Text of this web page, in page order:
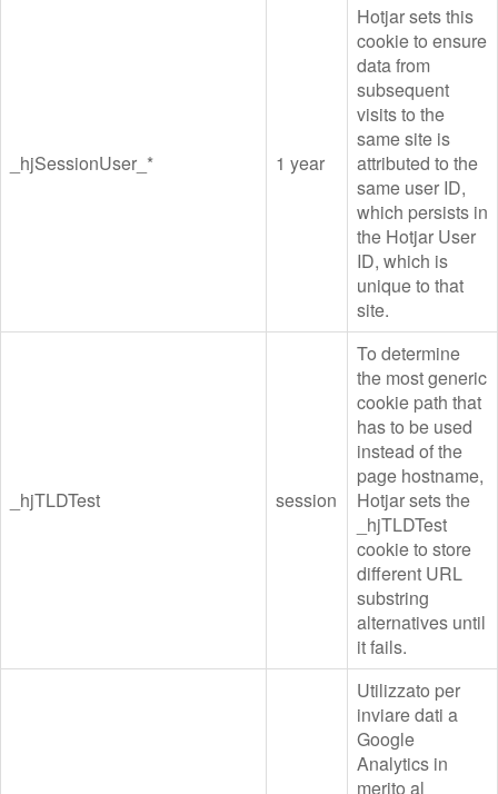
_hjSessionUser_* 1 year
Hotjar sets this
cookie to ensure
data from
subsequent
visits to the
same site is
attributed to the
same user ID,
which persists in
the Hotjar User
ID, which is
unique to that
site.
_hjTLDTest session
To determine
the most generic
cookie path that
has to be used
instead of the
page hostname,
Hotjar sets the
_hjTLDTest
cookie to store
different URL
substring
alternatives until
it fails.
Utilizzato per
inviare dati a
Google
Analytics in
merito al